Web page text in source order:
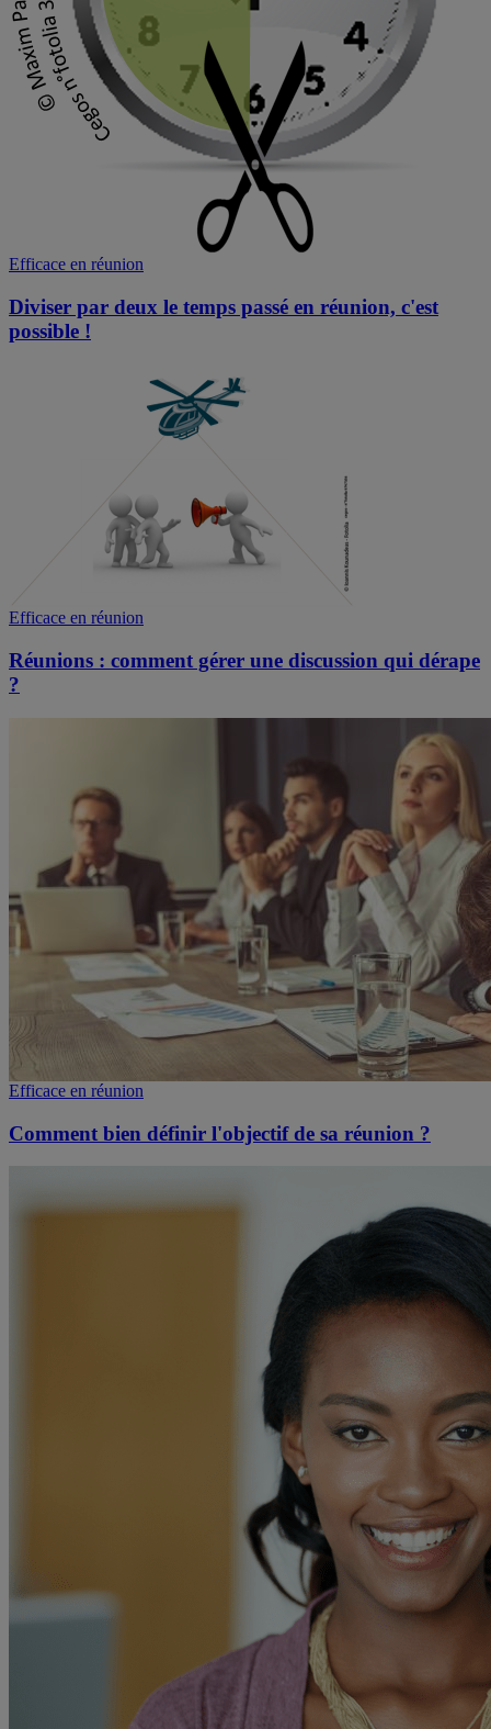
Efficace en réunion
Diviser par deux le temps passé en réunion, c'est
possible !
Efficace en réunion
Réunions : comment gérer une discussion qui dérape
?
Efficace en réunion
Comment bien définir l'objectif de sa réunion ?